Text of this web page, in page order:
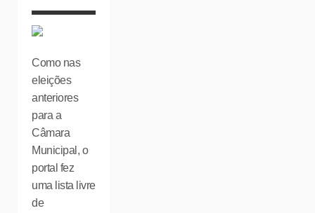
Como nas
eleições
anteriores
para a
Câmara
Municipal, o
portal fez
uma lista livre
de